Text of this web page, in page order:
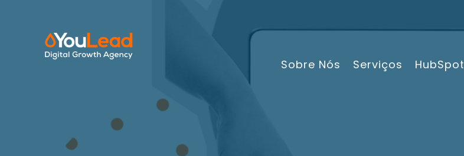
Sobre Nós Serviços HubSpot